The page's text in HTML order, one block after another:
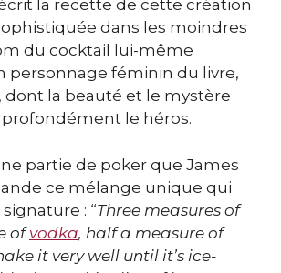
la recette de cette création
dans les moindres
du cocktail lui-même
personnage féminin du livre,
dont la beauté et le mystère
le héros.
partie de poker que James
ce mélange unique qui
: “Three measures of
ofvodka, half a measure of
it very well until it’s ice-